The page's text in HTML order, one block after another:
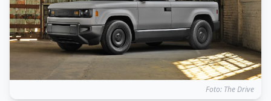
Foto: The Drive